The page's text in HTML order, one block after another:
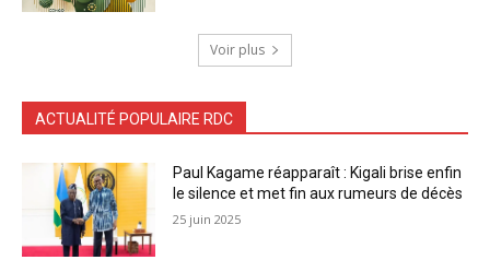
Voir plus
ACTUALITÉ POPULAIRE RDC
Paul Kagame réapparaît : Kigali brise enfin
le silence et met fin aux rumeurs de décès
25 juin 2025